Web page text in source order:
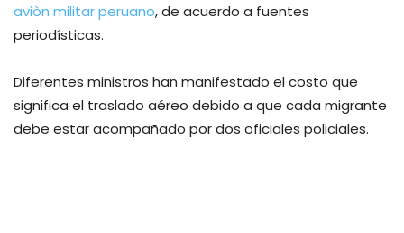
aviòn militar peruano, de acuerdo a fuentes
periodísticas.
Diferentes ministros han manifestado el costo que
significa el traslado aéreo debido a que cada migrante
debe estar acompañado por dos oficiales policiales.